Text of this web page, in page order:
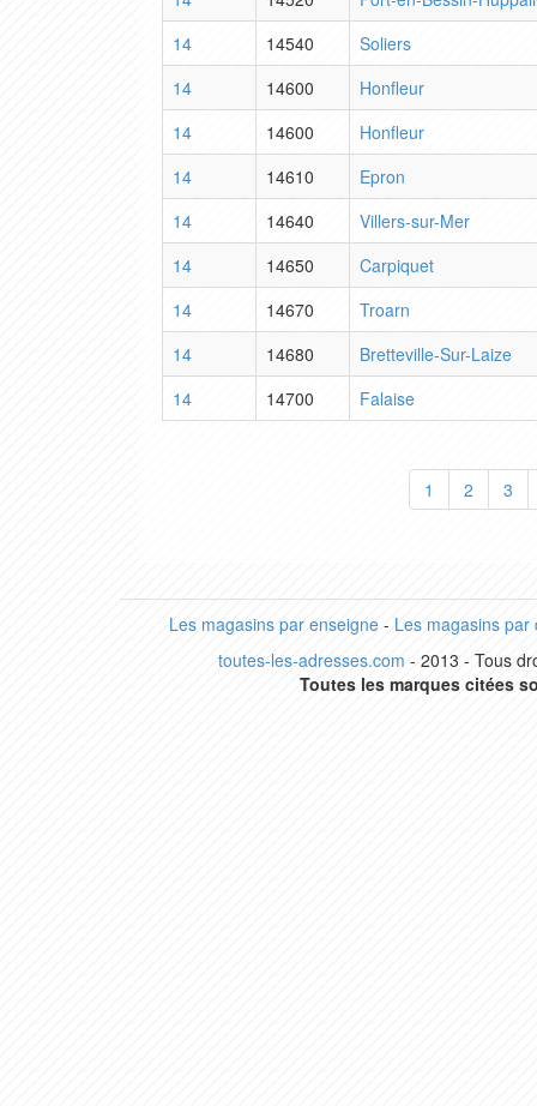
14
14540
Soliers
14
14600
Honfleur
14
14600
Honfleur
14
14610
Epron
14
14640
Villers-sur-Mer
14
14650
Carpiquet
14
14670
Troarn
14
14680
Bretteville-Sur-Laize
14
14700 Falaise
1 2 3
Les magasins par enseigne- Les magasins par
toutes-les-adresses.com - 2013 - Tous
Toutes les marques citées